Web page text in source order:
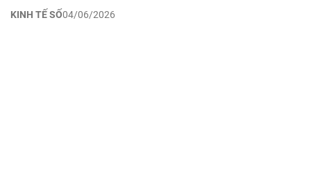
KINH TẾ SỐ04/06/2026